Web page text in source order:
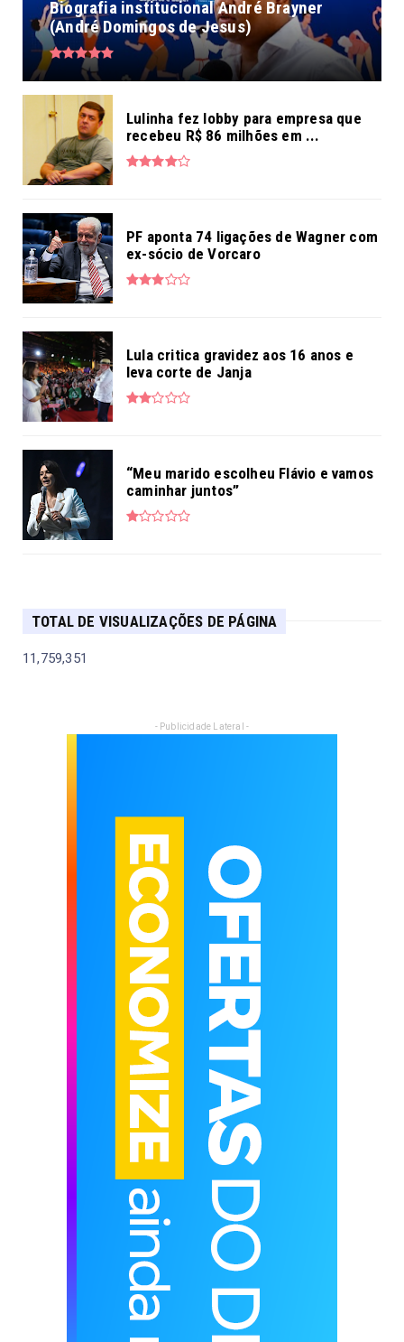
Biografia institucional André Brayner
(André Domingos de Jesus)
Lulinha fez lobby para empresa que
recebeu R$ 86 milhões em ...
PF aponta 74 ligações de Wagner com
ex-sócio de Vorcaro
Lula critica gravidez aos 16 anos e
leva corte de Janja
“Meu marido escolheu Flávio e vamos
caminhar juntos”
TOTAL DE VISUALIZAÇÕES DE PÁGINA
11,759,351
- Publicidade Lateral -